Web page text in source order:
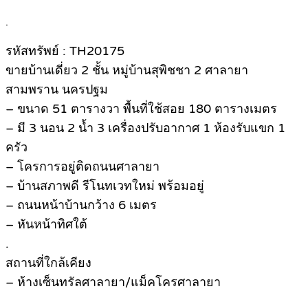
.
รหัสทรัพย์ : TH20175
ขายบ้านเดี่ยว 2 ชั้น หมู่บ้านสุพิชชา 2 ศาลายา
สามพราน นครปฐม
– ขนาด 51 ตารางวา พื้นที่ใช้สอย 180 ตารางเมตร
– มี 3 นอน 2 น้ำ 3 เครื่องปรับอากาศ 1 ห้องรับแขก 1
ครัว
– โครการอยู่ติดถนนศาลายา
– บ้านสภาพดี รีโนทเวทใหม่ พร้อมอยู่
– ถนนหน้าบ้านกว้าง 6 เมตร
– หันหน้าทิศใต้
.
สถานที่ใกล้เคียง
– ห้างเซ็นทรัลศาลายา/แม็คโครศาลายา